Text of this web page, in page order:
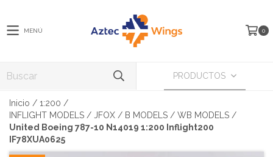
MENÚ 0
PRODUCTOS
Inicio / 1:200 /
INFLIGHT MODELS / JFOX / B MODELS / WB MODELS /
United Boeing 787-10 N14019 1:200 Inflight200
IF78XUA0625